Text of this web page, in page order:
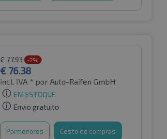
€ 77.93 -2%
€ 76.38
incl. IVA * por Auto-Raifen GmbH
EM ESTOQUE
Envio gratuito
Pormenores Cesto de compras